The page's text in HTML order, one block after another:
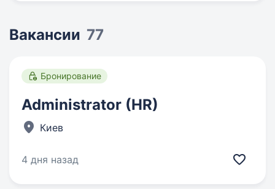
Вакансии 77
Бронирование
Administrator (HR)
Киев
4 дня назад